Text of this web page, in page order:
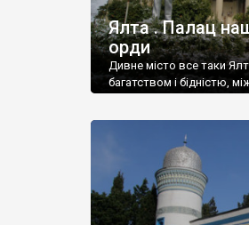
Ялта . Палац
орди
Дивне місто все таки
багатством і бідністю,